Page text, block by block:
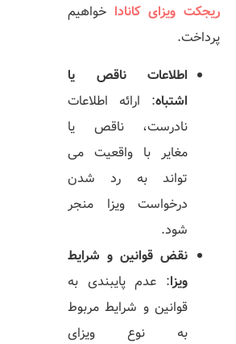
ریجکت ویزای کانادا خواهیم
پرداخت.
اطلاعات ناقص یا
اشتباه: ارائه اطلاعات
نادرست، ناقص یا
مغایر با واقعیت می
تواند به رد شدن
درخواست ویزا منجر
شود.
نقض قوانین و شرایط
ویزا: عدم پایبندی به
قوانین و شرایط مربوط
به نوع ویزای